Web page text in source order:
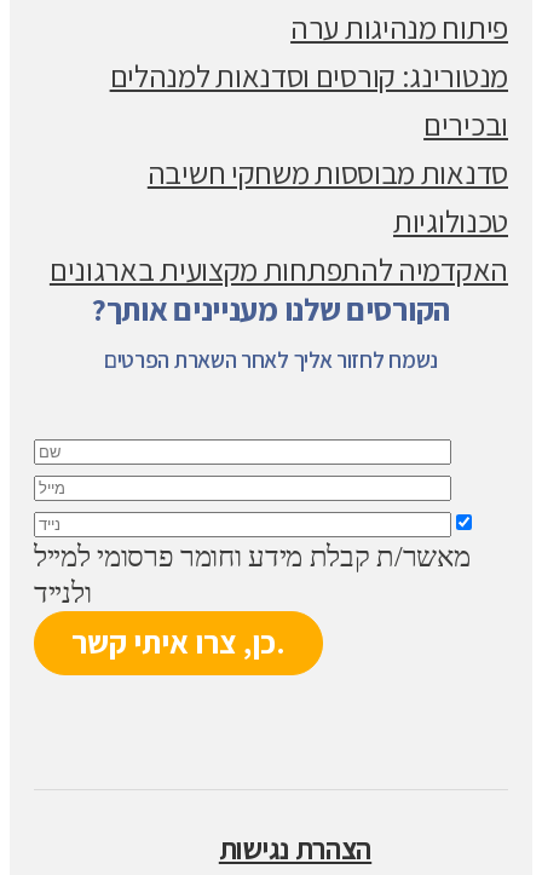
פיתוח מנהיגות ערה
מנטורינג: קורסים וסדנאות למנהלים
ובכירים
סדנאות מבוססות משחקי חשיבה
טכנולוגיות
האקדמיה להתפתחות מקצועית בארגונים
הקורסים שלנו מעניינים אותך?
נשמח לחזור אליך לאחר השארת הפרטים
מאשר/ת קבלת מידע וחומר פרסומי למייל
ולנייד
הצהרת נגישות